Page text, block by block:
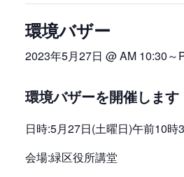
環境バザー
2023年5月27日 @ AM 10:30～
環境バザーを開催します
日時:5月27日(土曜日)午前10時
会場:緑区役所講堂